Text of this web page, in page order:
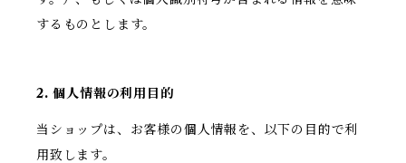
するものとします。
2. 個人情報の利用目的
当ショップは、お客様の個人情報を、以下の目的で利
用致します。